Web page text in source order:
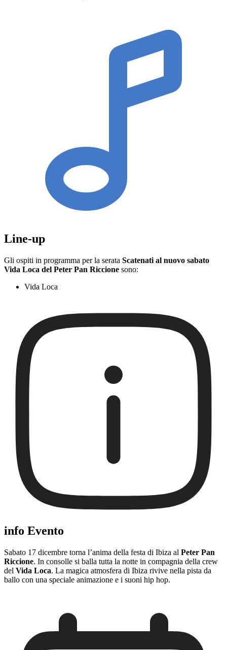
Line-up
Gli ospiti in programma per la serata Scatenati al nuovo sabato
Vida Loca del Peter Pan Riccione sono:
Vida Loca
info Evento
Sabato 17 dicembre torna l’anima della festa di Ibiza al Peter Pan
Riccione. In consolle si balla tutta la notte in compagnia della crew
del Vida Loca. La magica atmosfera di Ibiza rivive nella pista da
ballo con una speciale animazione e i suoni hip hop.